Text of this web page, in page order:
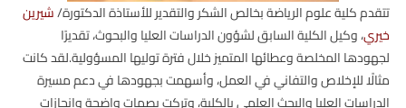
تتقدم كلية علوم الرياضة بخالص الشكر والتقدير للأستاذة الدكتورة/شيرين
خيري، وكيل الكلية السابق لشؤون الدراسات العليا والبحوث، تقديرًا
لجهودها المخلصة وعطائها المتميز خلال فترة توليها المسؤولية.لقد كانت
مثالًا للإخلاص والتفاني في العمل، وأسهمت بجهودها في دعم مسيرة
الدراسات العليا والبحث العلمي بالكلية، وتركت بصمات واضحة وإنجازات